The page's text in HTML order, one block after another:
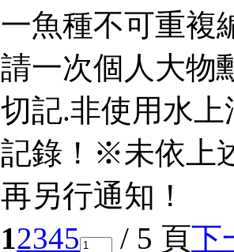
一魚種不可重複
請一次個人大物
切記.非使用水
記錄！※未依上
再另行通知！
12345 / 5 頁下